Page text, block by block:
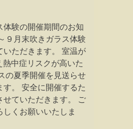
験の開催期間のお知
９月末吹きガラス体験
いただきます。 室温が
中症リスクが高いた
の夏季開催を見送らせ
す。 安全に開催するた
せていただきます。 ご
しくお願いいたしま